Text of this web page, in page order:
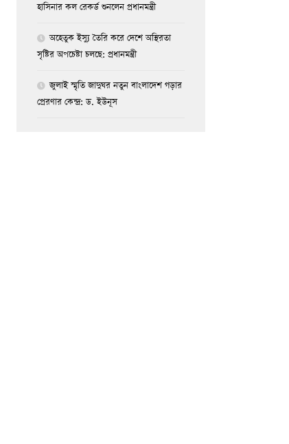
হাসিনার কল রেকর্ড শুনলেন প্রধানমন্ত্রী
অহেতুক ইস্যু তৈরি করে দেশে অস্থিরতা
সৃষ্টির অপচেষ্টা চলছে: প্রধানমন্ত্রী
জুলাই স্মৃতি জাদুঘর নতুন বাংলাদেশ গড়ার
প্রেরণার কেন্দ্র: ড. ইউনূস